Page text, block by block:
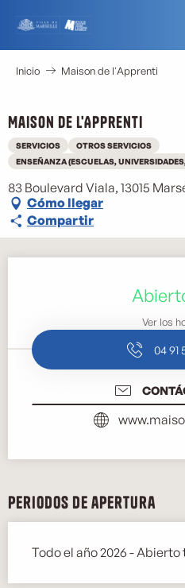
contenu
principal
Inicio Maison de l'Apprenti
Maison de l'Apprenti
SERVICIOS
OTROS SERVICIOS
ENSEÑANZA (ESCUELAS,
83 Boulevard Viala, 13015
Cómo llegar
Compartir
Ver los
04 91
Periodos de apertura
Todo el año 2026 -